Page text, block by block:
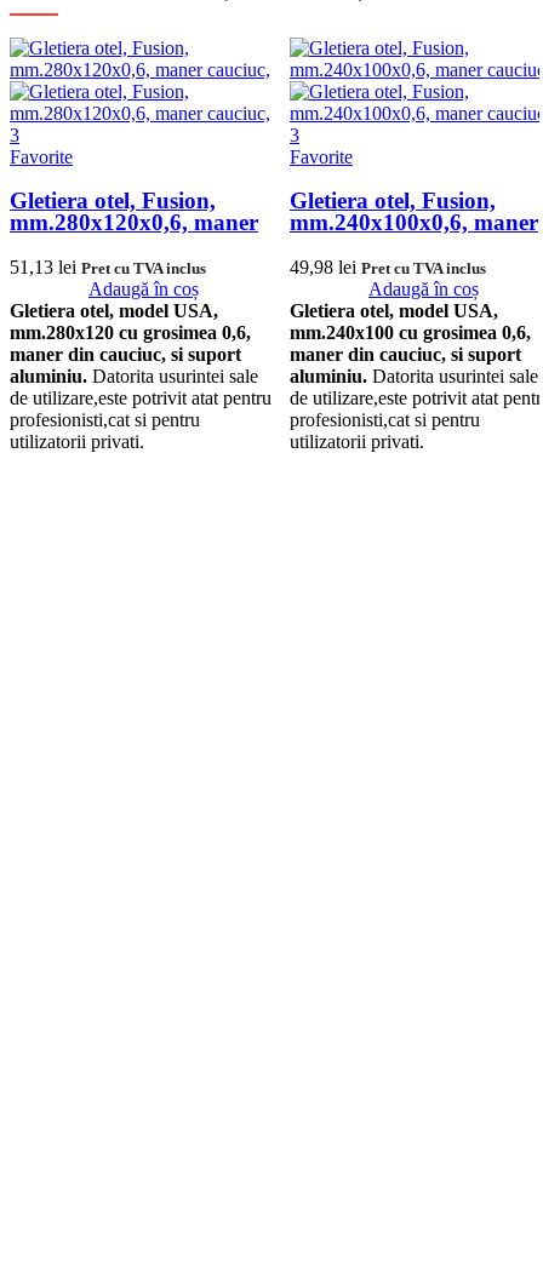
Favorite
Gletiera otel, Fusion,
mm.280x120x0,6, maner
51,13 lei Pret cu TVA inclus
Adaugă în coș
Gletiera otel, model USA,
mm.280x120 cu grosimea 0,6,
maner din cauciuc, si suport
aluminiu. Datorita usurintei sale
de utilizare,este potrivit atat pentru
profesionisti,cat si pentru
utilizatorii privati.
Favorite
Gletiera otel, Fusion,
mm.240x100x0,6, maner
49,98 lei Pret cu TVA inclus
Adaugă în coș
Gletiera otel, model USA,
mm.240x100 cu grosimea 0,6,
maner din cauciuc, si suport
aluminiu. Datorita usurintei sale
de utilizare,este potrivit atat
profesionisti,cat si pentru
utilizatorii privati.